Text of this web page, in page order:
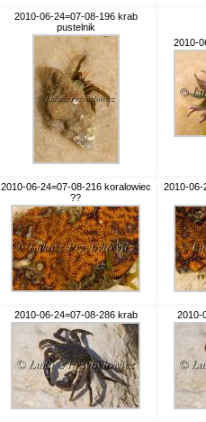
2010-06-24=07-08-196 krab
pustelnik
2010-
2010-06-24=07-08-216 koralowiec
??
2010-06-
2010-06-24=07-08-286 krab 2010-